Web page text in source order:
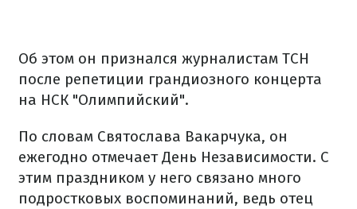
Об этом он признался журналистам ТСН
после репетиции грандиозного концерта
на НСК "Олимпийский".
По словам Святослава Вакарчука, он
ежегодно отмечает День Независимости. С
этим праздником у него связано много
подростковых воспоминаний, ведь отец